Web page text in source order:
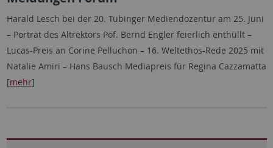
Harald Lesch bei der 20. Tübinger Mediendozentur am 25. Juni
– Porträt des Altrektors Pof. Bernd Engler feierlich enthüllt –
Lucas-Preis an Corine Pelluchon – 16. Weltethos-Rede 2025 mit
Natalie Amiri – Hans Bausch Mediapreis für Regina Cazzamatta
[mehr]